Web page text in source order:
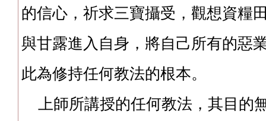
的信心，祈求三寶攝受，觀想資糧
與甘露進入自身，將自己所有的惡
此為修持任何教法的根本。
上師所講授的任何教法，其目的